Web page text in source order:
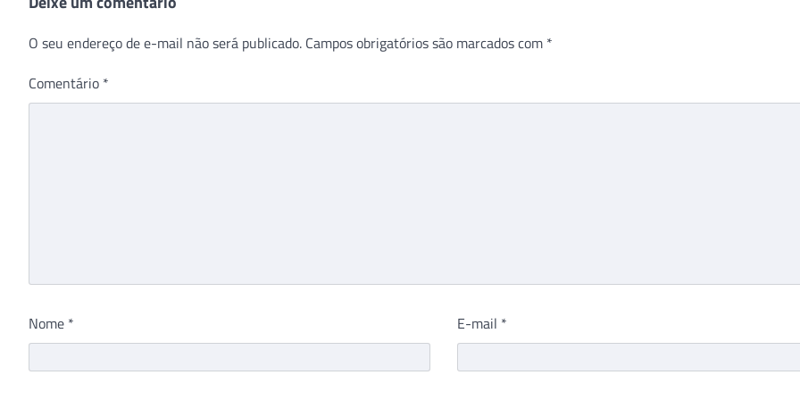
O seu endereço de e-mail não será publicado. Campos obrigatórios são marcados com *
Comentário *
Nome * E-mail *